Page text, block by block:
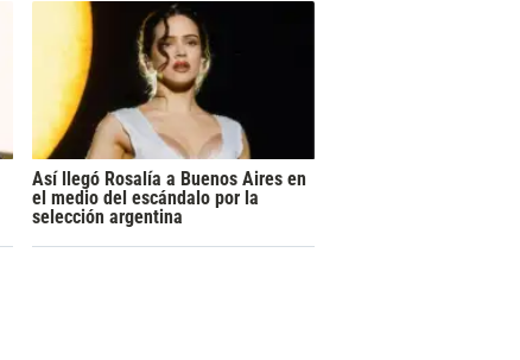
Así llegó Rosalía a Buenos Aires en
el medio del escándalo por la
selección argentina